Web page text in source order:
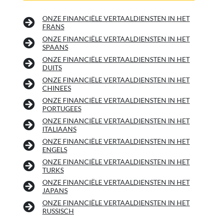
ONZE FINANCIËLE VERTAALDIENSTEN IN HET
FRANS
ONZE FINANCIËLE VERTAALDIENSTEN IN HET
SPAANS
ONZE FINANCIËLE VERTAALDIENSTEN IN HET
DUITS
ONZE FINANCIËLE VERTAALDIENSTEN IN HET
CHINEES
ONZE FINANCIËLE VERTAALDIENSTEN IN HET
PORTUGEES
ONZE FINANCIËLE VERTAALDIENSTEN IN HET
ITALIAANS
ONZE FINANCIËLE VERTAALDIENSTEN IN HET
ENGELS
ONZE FINANCIËLE VERTAALDIENSTEN IN HET
TURKS
ONZE FINANCIËLE VERTAALDIENSTEN IN HET
JAPANS
ONZE FINANCIËLE VERTAALDIENSTEN IN HET
RUSSISCH